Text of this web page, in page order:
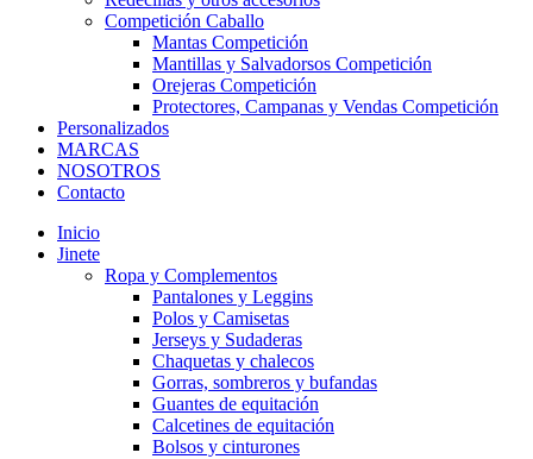
Competición Caballo
Mantas Competición
Mantillas y Salvadorsos Competición
Orejeras Competición
Protectores, Campanas y Vendas Competición
Personalizados
MARCAS
NOSOTROS
Contacto
Inicio
Jinete
Ropa y Complementos
Pantalones y Leggins
Polos y Camisetas
Jerseys y Sudaderas
Chaquetas y chalecos
Gorras, sombreros y bufandas
Guantes de equitación
Calcetines de equitación
Bolsos y cinturones